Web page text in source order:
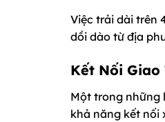
Việc trải dài trên
dồi dào từ địa
Kết Nối Giao
Một trong những
khả năng kết nối